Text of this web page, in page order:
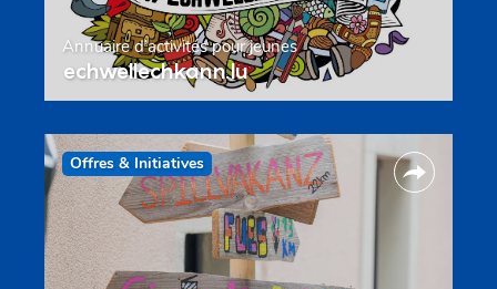
Annuaire d’activités pour jeunes
echwellechkann.lu
Offres & Initiatives